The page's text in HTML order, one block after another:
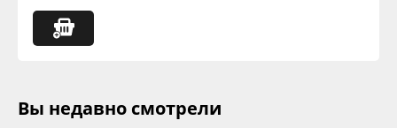
Вы недавно смотрели